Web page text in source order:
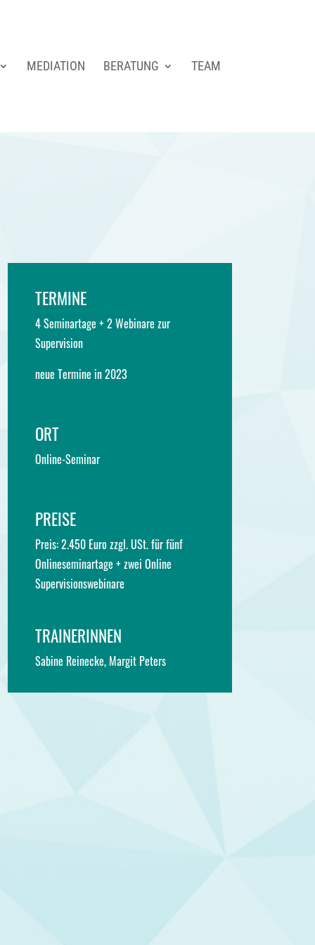
MEDIATION BERATUNG TEAM
TERMINE
4 Seminartage + 2 Webinare zur
Supervision
neue Termine in 2023
ORT
Online-Seminar
PREISE
Preis: 2.450 Euro zzgl. USt. für fünf
Onlineseminartage + zwei Online
Supervisionswebinare
TRAINERINNEN
Sabine Reinecke, Margit Peters